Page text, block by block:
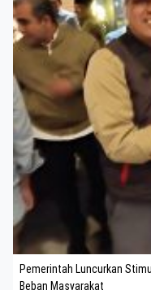
Pemerintah Luncurkan
Beban Masyarakat